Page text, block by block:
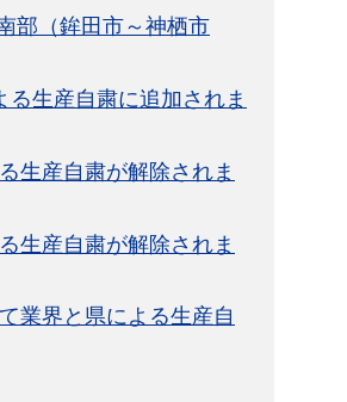
部（鉾田市～神栖市
生産自粛に追加されま
生産自粛が解除されま
生産自粛が解除されま
業界と県による生産自